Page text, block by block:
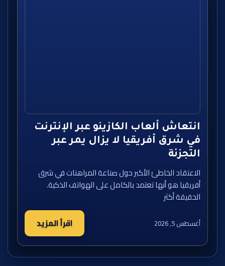
انتعاش ألعاب الكازينو عبر الإنترنت
في شرق أفريقيا لا يزال يمر عبر
التجزئة
الاعتقاد الخاطئ الأكبر حول صناعة المراهنات في شرق
أفريقيا هو أنها تعتمد بالكامل على الهواتف الذكية.
الحقيقة أكثر
أغسطس 5, 2026 اقرأ المزيد